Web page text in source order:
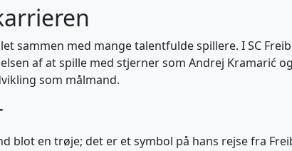
sammen med mange talentfulde spillere. I SC
af at spille med stjerner som Andrej Kramarić
som målmand.
blot en trøje; det er et symbol på hans rejse fra